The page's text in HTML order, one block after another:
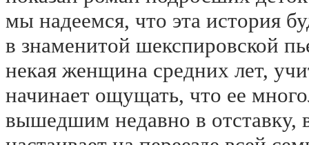
мы надеемся, что эта история
в знаменитой шекспировской
некая женщина средних лет,
начинает ощущать, что ее
вышедшим недавно в отставку,